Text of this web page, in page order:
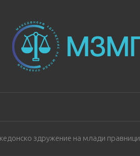
здружение на млади правници